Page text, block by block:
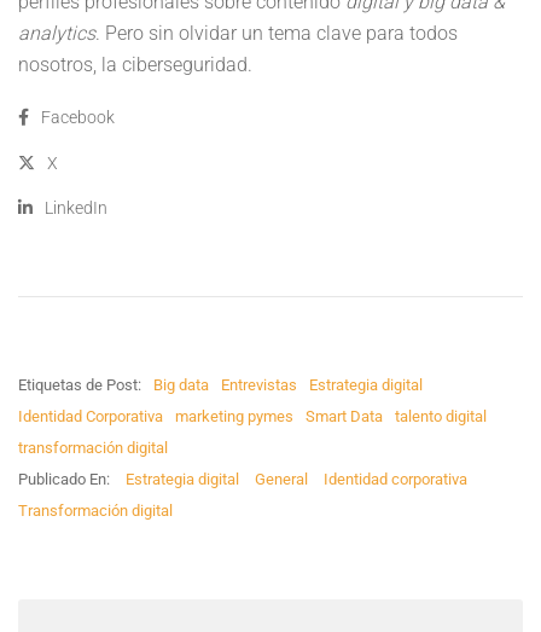
analytics. Pero sin olvidar un tema clave para todos
nosotros, la ciberseguridad.
Facebook
X
LinkedIn
Etiquetas de Post: Big data Entrevistas
Estrategia digital
Identidad Corporativa
marketing pymes Smart Data
talento digital
transformación digital
Publicado En:
Estrategia digital General
Identidad corporativa
Transformación digital